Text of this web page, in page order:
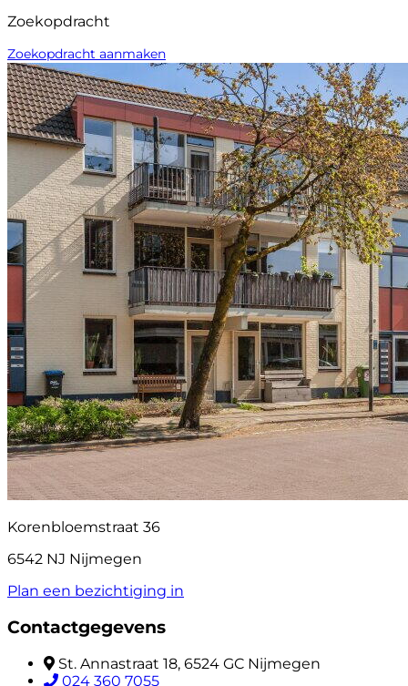
Zoekopdracht
Zoekopdracht aanmaken
Korenbloemstraat 36
6542 NJ Nijmegen
Plan een bezichtiging in
Contactgegevens
St. Annastraat 18, 6524 GC Nijmegen
024 360 7055